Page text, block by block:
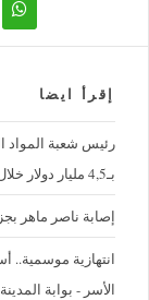
إقرأ ايضا
رئيس شعبة المواد
بـ4,5 مليار دولار خلال 3 سنوات - المدينة برس
إصابة ناصر ماهر
‪انتهازية موسمية..
الأسر - بوابة